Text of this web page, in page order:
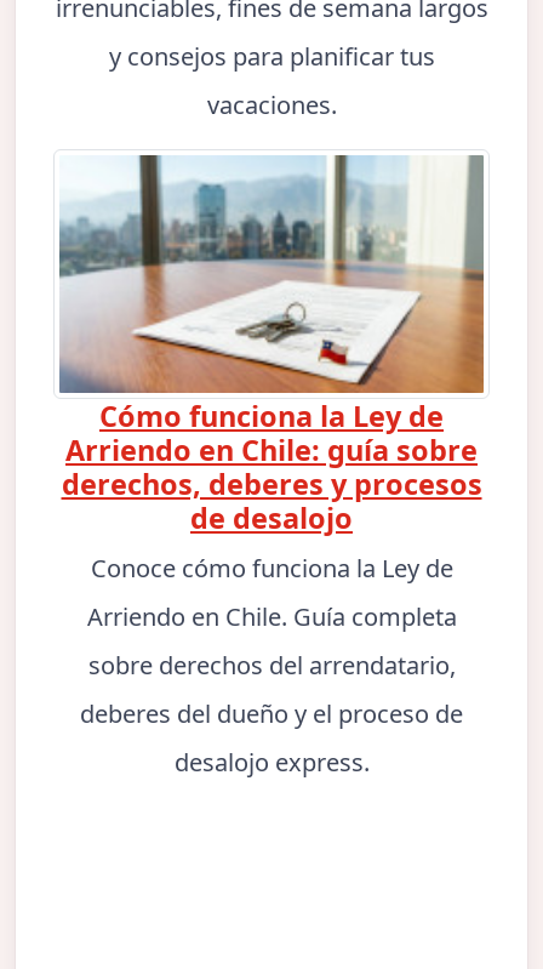
irrenunciables, fines de semana largos
y consejos para planificar tus
vacaciones.
Cómo funciona la Ley de
Arriendo en Chile: guía sobre
derechos, deberes y procesos
de desalojo
Conoce cómo funciona la Ley de
Arriendo en Chile. Guía completa
sobre derechos del arrendatario,
deberes del dueño y el proceso de
desalojo express.